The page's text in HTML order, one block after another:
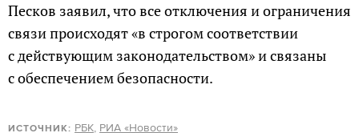
Песков заявил, что все отключения и ограничения
связи происходят «в строгом соответствии
с действующим законодательством» и связаны
с обеспечением безопасности.
ИСТОЧНИК: РБК, РИА «Новости»